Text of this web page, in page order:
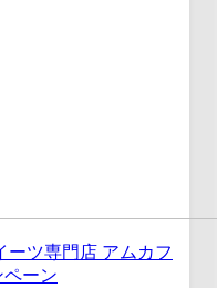
ーツ専門店 アムカフ
ーン